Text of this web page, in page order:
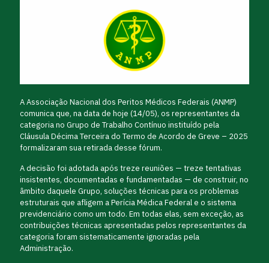
A Associação Nacional dos Peritos Médicos Federais (ANMP)
comunica que, na data de hoje (14/05), os representantes da
categoria no Grupo de Trabalho Contínuo instituído pela
Cláusula Décima Terceira do Termo de Acordo de Greve – 2025
formalizaram sua retirada desse fórum.
A decisão foi adotada após treze reuniões — treze tentativas
insistentes, documentadas e fundamentadas — de construir, no
âmbito daquele Grupo, soluções técnicas para os problemas
estruturais que afligem a Perícia Médica Federal e o sistema
previdenciário como um todo. Em todas elas, sem exceção, as
contribuições técnicas apresentadas pelos representantes da
categoria foram sistematicamente ignoradas pela
Administração.